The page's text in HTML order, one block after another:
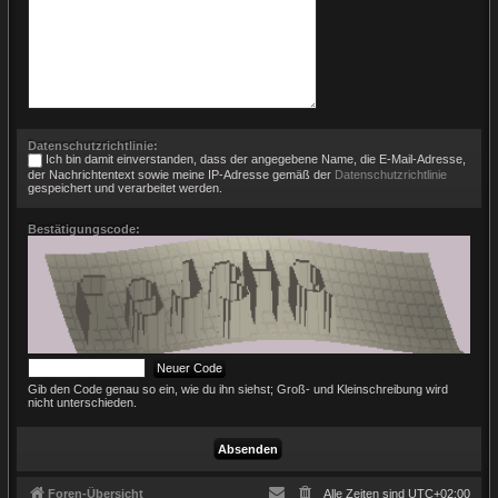
Datenschutzrichtlinie:
Ich bin damit einverstanden, dass der angegebene Name, die E-Mail-Adresse,
der Nachrichtentext sowie meine IP-Adresse gemäß der Datenschutzrichtlinie
gespeichert und verarbeitet werden.
Bestätigungscode:
Gib den Code genau so ein, wie du ihn siehst; Groß- und Kleinschreibung wird
nicht unterschieden.
Foren-Übersicht Alle Zeiten sind UTC+02:00